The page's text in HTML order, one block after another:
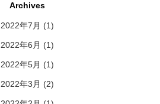
Archives
2022年7月 (1)
2022年6月 (1)
2022年5月 (1)
2022年3月 (2)